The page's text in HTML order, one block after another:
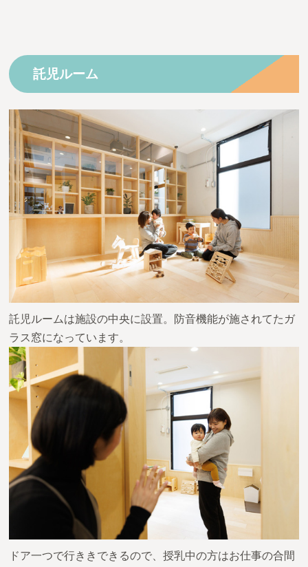
託児ルーム
託児ルームは施設の中央に設置。防音機能が施されてたガ
ラス窓になっています。
ドア一つで行ききできるので、授乳中の方はお仕事の合間